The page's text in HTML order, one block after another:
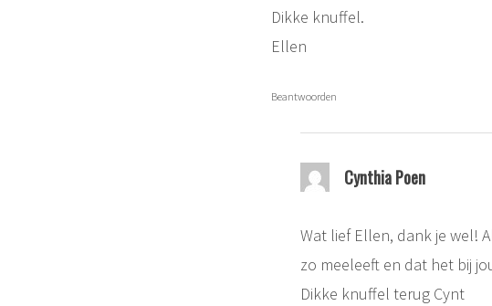
Dikke knuffel.
Ellen
Beantwoorden
Cynthia Poen
Wat lief Ellen, dank je wel!
zo meeleeft en dat het bij
Dikke knuffel terug Cynt